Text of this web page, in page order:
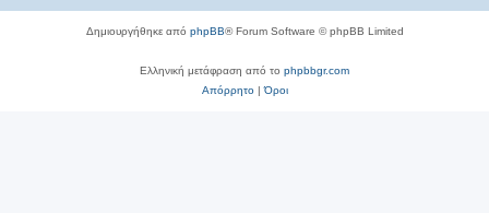
Δημιουργήθηκε από phpBB® Forum Software © phpBB Limited
Ελληνική μετάφραση από το phpbbgr.com
Απόρρητο|Όροι